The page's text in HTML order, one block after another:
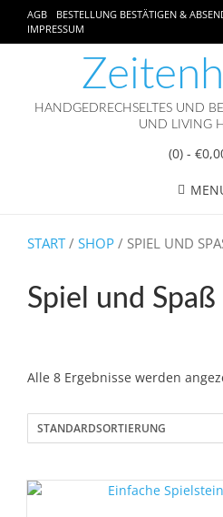
AGB BESTELLUNG BESTÄTIGEN &
IMPRESSUM
HANDGEDRECHSELTES UND
UND LIVING
(0)-
START/ SHOP / SPIEL UND
Spiel und Spaß
Alle 8 Ergebnisse werden